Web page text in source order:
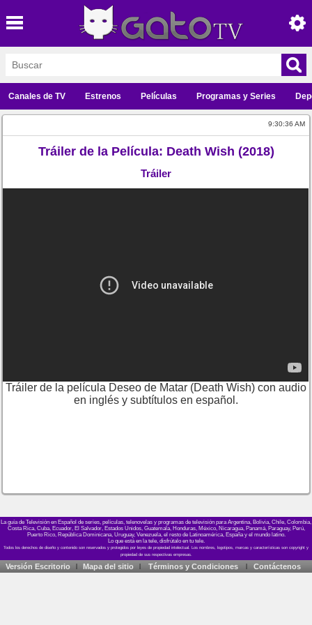
Canales de TV Estrenos Películas Programas y Series
9:30:36 AM
Tráiler de la Película: Death Wish (2018)
Tráiler
Tráiler de la película Deseo de Matar (Death Wish) con audio
en inglés y subtítulos en español.
La guía de Televisión en Español de series, películas, telenovelas y programas de televisión para Argentina, Bolivia, Chile, Colombia,
Costa Rica, Cuba, Ecuador, El Salvador, Estados Unidos, Guatemala, Honduras, México, Nicaragua, Panamá, Paraguay, Perú,
Puerto Rico, República Dominicana, Uruguay, Venezuela, el resto de Latinoamérica, España y el mundo latino.
Lo que está en la tele, disfrútalo en tu tele.
Versión Escritorio Mapa del sitio Términos y Condiciones Contáctenos